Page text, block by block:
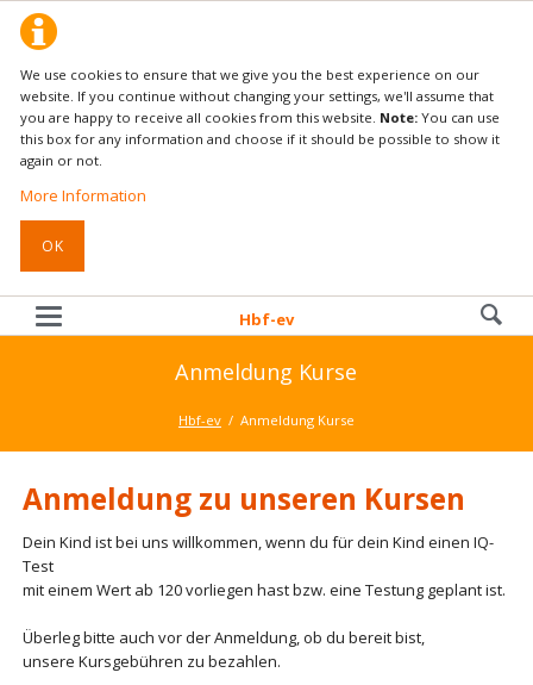
We use cookies to ensure that we give you the best experience on our
website. If you continue without changing your settings, we'll assume that
you are happy to receive all cookies from this website. Note:You can use
this box for any information and choose if it should be possible to show it
again or not.
More Information
OK
Hbf-ev
Anmeldung Kurse
Hbf-ev Anmeldung Kurse
Anmeldung zu unseren Kursen
Dein Kind ist bei uns willkommen, wenn du für dein Kind einen IQ-
Test
mit einem Wert ab 120 vorliegen hast bzw. eine Testung geplant ist.
Überleg bitte auch vor der Anmeldung, ob du bereit bist,
unsere Kursgebühren zu bezahlen.